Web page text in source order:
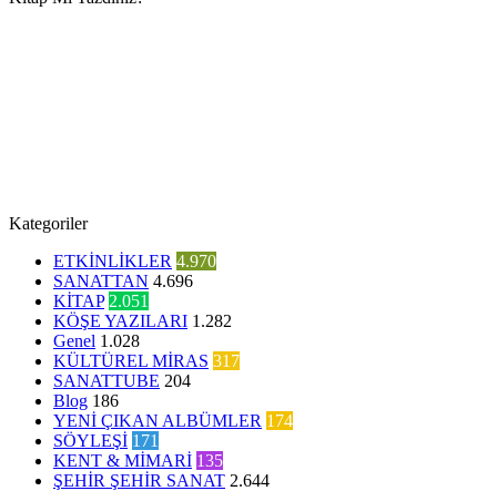
Kategoriler
ETKİNLİKLER 4.970
SANATTAN 4.696
KİTAP 2.051
KÖŞE YAZILARI 1.282
Genel 1.028
KÜLTÜREL MİRAS 317
SANATTUBE 204
Blog 186
YENİ ÇIKAN ALBÜMLER 174
SÖYLEŞİ 171
KENT & MİMARİ 135
ŞEHİR ŞEHİR SANAT 2.644